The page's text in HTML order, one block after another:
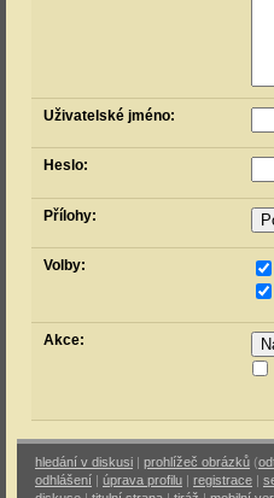
Uživatelské jméno:
Heslo:
Přílohy:
Volby:
Akce:
hledání v diskusi | prohlížeč obrázků (
odhlášení | úprava profilu | registrace |